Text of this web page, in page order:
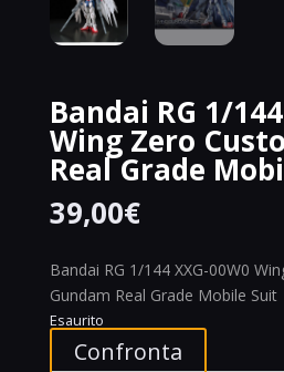
Bandai RG 1/
Wing Zero
Real Grade
39,00€
Bandai RG 1/144 XXG-00W0
Gundam Real Grade Mobile Suit
Esaurito
Confronta